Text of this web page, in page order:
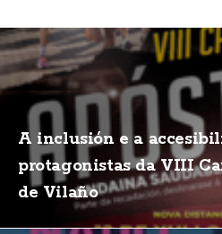
A inclusión e a
protagonistas da VIII
de Vilaño